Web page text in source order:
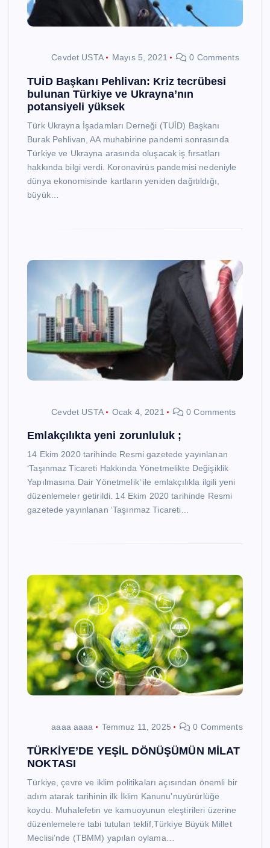
Cevdet USTA Mayıs 5, 2021 0 Comments
TUİD Başkanı Pehlivan: Kriz tecrübesi
bulunan Türkiye ve Ukrayna’nın
potansiyeli yüksek
Türk Ukrayna İşadamları Derneği (TUİD) Başkanı
Burak Pehlivan, AA muhabirine pandemi sonrasında
Türkiye ve Ukrayna arasında oluşacak iş fırsatları
hakkında bilgi verdi. Koronavirüs pandemisi nedeniyle
dünya ekonomisinde kartların yeniden dağıtıldığı,
büyük…
Cevdet USTA Ocak 4, 2021 0 Comments
Emlakçılıkta yeni zorunluluk ;
14 Ekim 2020 tarihinde Resmi gazetede yayınlanan
‘Taşınmaz Ticareti Hakkında Yönetmelikte Değişiklik
Yapılmasına Dair Yönetmelik’ ile emlakçılıkla ilgili yeni
düzenlemeler getirildi. 14 Ekim 2020 tarihinde Resmi
gazetede yayınlanan ‘Taşınmaz Ticareti…
aaaa aaaa Temmuz 11, 2025 0 Comments
TÜRKİYE’DE YEŞİL DÖNÜŞÜMÜN MİLAT
NOKTASI
Türkiye, çevre ve iklim politikaları açısından önemli bir
adım atarak tarihinin ilk İklim Kanunu’nuyürürlüğe
koydu. Muhalefetin ve kamuoyunun eleştirileri üzerine
düzenlemelere tabi tutulan teklif,Türkiye Büyük Millet
Meclisi’nde (TBMM) yapılan oylama…